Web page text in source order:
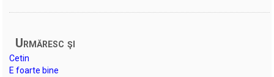
Urmăresc şi
Cetin
E foarte bine